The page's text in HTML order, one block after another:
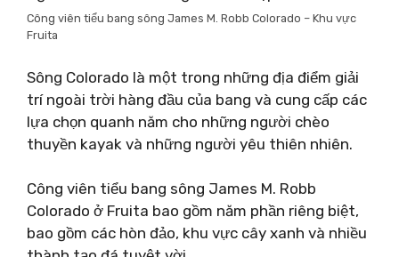
Công viên tiểu bang sông James M. Robb Colorado – Khu vực
Fruita
Sông Colorado là một trong những địa điểm giải
trí ngoài trời hàng đầu của bang và cung cấp các
lựa chọn quanh năm cho những người chèo
thuyền kayak và những người yêu thiên nhiên.
Công viên tiểu bang sông James M. Robb
Colorado ở Fruita bao gồm năm phần riêng biệt,
bao gồm các hòn đảo, khu vực cây xanh và nhiều